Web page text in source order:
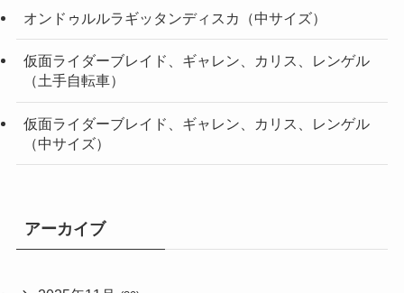
オンドゥルルラギッタンディスカ（中サイズ）
仮面ライダーブレイド、ギャレン、カリス、レンゲル
（土手自転車）
仮面ライダーブレイド、ギャレン、カリス、レンゲル
（中サイズ）
アーカイブ